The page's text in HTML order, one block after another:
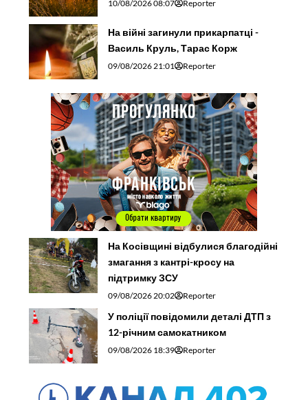
10/08/2026 08:07 Reporter
На війні загинули прикарпатці -
Василь Круль, Тарас Корж
09/08/2026 21:01 Reporter
На Косівщині відбулися благодійні
змагання з кантрі-кросу на
підтримку ЗСУ
09/08/2026 20:02 Reporter
У поліції повідомили деталі ДТП з
12-річним самокатником
09/08/2026 18:39 Reporter